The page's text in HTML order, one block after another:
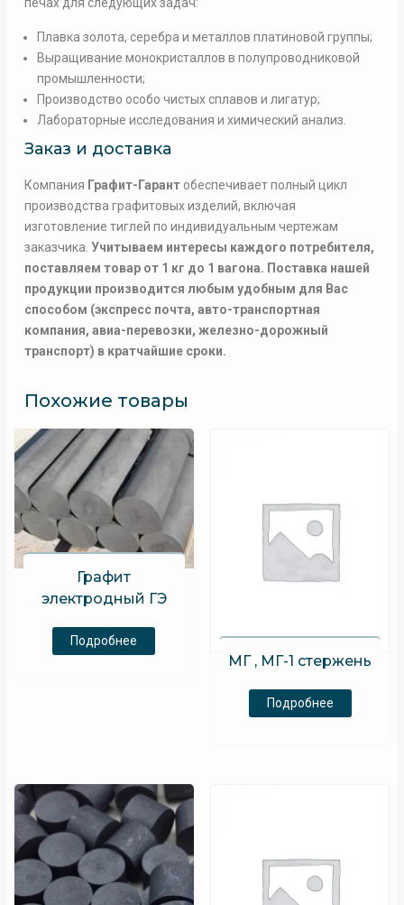
Плавка золота, серебра и металлов платиновой группы;
Выращивание монокристаллов в полупроводниковой
промышленности;
Производство особо чистых сплавов и лигатур;
Лабораторные исследования и химический анализ.
Заказ и доставка
Компания Графит-Гарантобеспечивает полный цикл
производства графитовых изделий, включая
изготовление тиглей по индивидуальным чертежам
заказчика. Учитываем интересы каждого потребителя,
поставляем товар от 1 кг до 1 вагона. Поставка нашей
продукции производится любым удобным для Вас
способом (экспресс почта, авто-транспортная
компания, авиа-перевозки, железно-дорожный
транспорт) в кратчайшие сроки.
Похожие товары
Графит
электродный ГЭ
Подробнее
МГ , МГ-1 стержень
Подробнее